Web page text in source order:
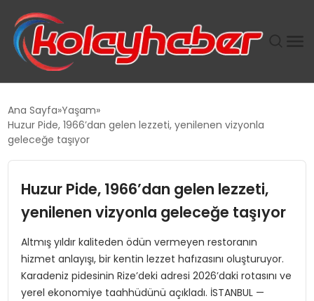
SUWEN’IN İSTIHDAM MODELI EKONOMIDE KADIN
TANYER YAPI ZEMIN MÜHENDISLIĞINDE HEDEF
BÜYÜTTÜ
TOROSLAR’DA PAZAR GERGİNLİĞİ!
Ana Sayfa Yaşam
Huzur Pide, 1966’dan gelen lezzeti, yenilenen vizyonla
geleceğe taşıyor
Huzur Pide, 1966’dan gelen lezzeti,
yenilenen vizyonla geleceğe taşıyor
Altmış yıldır kaliteden ödün vermeyen restoranın
hizmet anlayışı, bir kentin lezzet hafızasını oluşturuyor.
Karadeniz pidesinin Rize’deki adresi 2026’daki rotasını ve
yerel ekonomiye taahhüdünü açıkladı. İSTANBUL —